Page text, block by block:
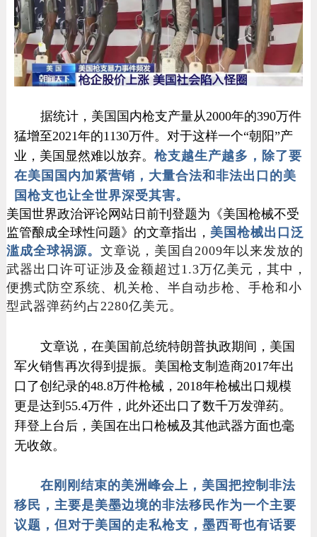
据统计，美国国内枪支产量从2000年的390万件
猛增至2021年的1130万件。对于这样一个“朝阳”产
业，美国显然难以放弃。枪支越生产越多，除了要
在美国国内加紧营销，大量合法和非法出口的美
国枪支也让全世界深受其害。
美国世界政治评论网站日前刊登题为《美国枪械不受
监管酿成全球性问题》的文章指出， 美国枪械出口泛
滥成全球祸源。 文章说，美国自2009年以来发放的
武器出口许可证涉及金额超过1.3万亿美元，其中，
便携式防空系统、机关枪、半自动步枪、手枪和小
型武器弹药约占2280亿美元。
文章说，在美国前总统特朗普执政期间，美国
军火销售再次得到提振。美国枪支制造商2017年出
口了创纪录的48.8万件枪械，2018年枪械出口规模
更是达到55.4万件，此外还出口了数千万发弹药。
拜登上台后，美国在出口枪械及其他武器方面也毫
无收敛。
在刚刚结束的美洲峰会上，美国把控制非法
移民，主要是美墨边境的非法移民作为一个主要
议题，但对于美国的走私枪支，墨西哥也有话要